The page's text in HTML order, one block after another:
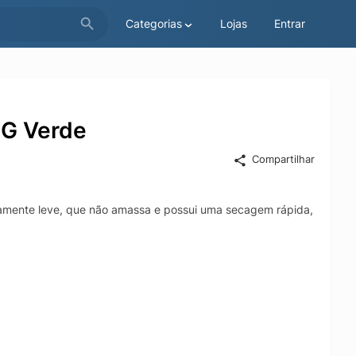
Categorias Lojas Entrar
Verde
Compartilhar
leve, que não amassa e possui uma secagem rápida, que